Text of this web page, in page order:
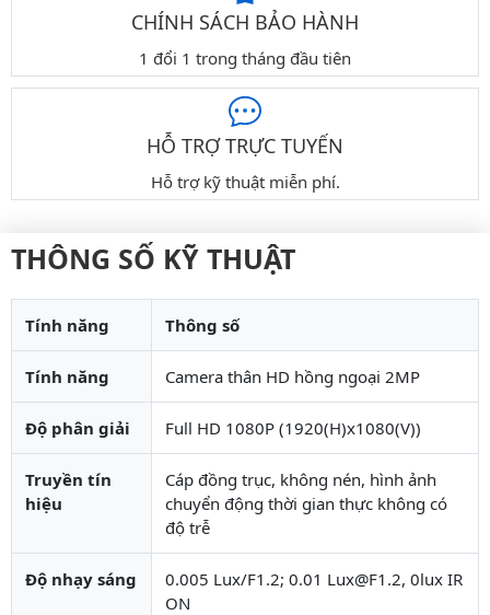
CHÍNH SÁCH BẢO HÀNH
1 đổi 1 trong tháng đầu tiên
HỖ TRỢ TRỰC TUYẾN
Hỗ trợ kỹ thuật miễn phí.
THÔNG SỐ KỸ THUẬT
Tính năng Thông số
Tính năng Camera thân HD hồng ngoại 2MP
Độ phân giải Full HD 1080P (1920(H)x1080(V))
Truyền tín
hiệu
Cáp đồng trục, không nén, hình ảnh
chuyển động thời gian thực không có
độ trễ
Độ nhạy sáng
0.005 Lux/F1.2; 0.01 Lux@F1.2, 0lux IR
ON